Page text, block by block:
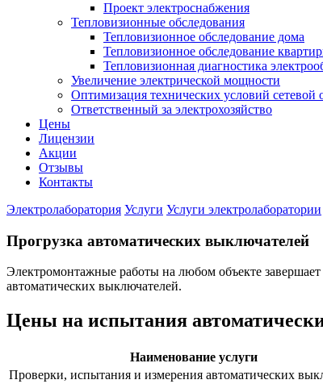
Проект электроснабжения
Тепловизионные обследования
Тепловизионное обследование дома
Тепловизионное обследование
Тепловизионная диагностика
Увеличение электрической мощности
Оптимизация технических условий сетевой
Ответственный за электрохозяйство
Цены
Лицензии
Акции
Отзывы
Контакты
Электролаборатория Услуги Услуги электролаборатории
Прогрузка автоматических выключателей
Электромонтажные работы на любом объекте
автоматических выключателей.
Цены на испытания
Наименование услуги
Проверки, испытания и измерения автоматических